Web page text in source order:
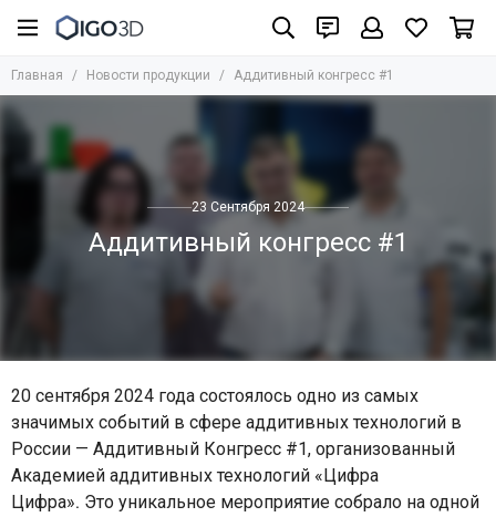
Главная Новости продукции Аддитивный конгресс #1
23 Сентября 2024
Аддитивный конгресс #1
20 сентября 2024 года состоялось одно из самых
значимых событий в сфере аддитивных технологий в
России — Аддитивный Конгресс #1, организованный
Академией аддитивных технологий «Цифра
Цифра». Это уникальное мероприятие собрало на одной